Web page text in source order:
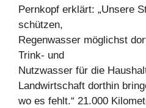
Pernkopf erklärt: „Unsere
schützen,
Regenwasser möglichst
Trink- und
Nutzwasser für die
Landwirtschaft dorthin
wo es fehlt.“ 21.000